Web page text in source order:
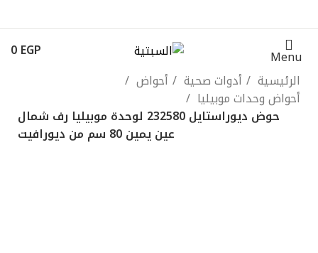
Menu
0EGP
الرئيسية
أدوات صحية
أحواض
أحواض وحدات موبيليا
حوض ديوراستايل 232580 لوحدة موبيليا رف شمال
عين يمين 80 سم من ديورافيت